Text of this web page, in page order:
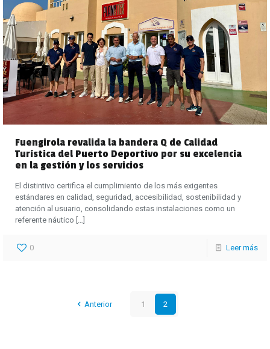
Fuengirola revalida la bandera Q de Calidad
Turística del Puerto Deportivo por su excelencia
en la gestión y los servicios
El distintivo certifica el cumplimiento de los más exigentes
estándares en calidad, seguridad, accesibilidad, sostenibilidad y
atención al usuario, consolidando estas instalaciones como un
referente náutico
0 Leer más
Anterior 1 2